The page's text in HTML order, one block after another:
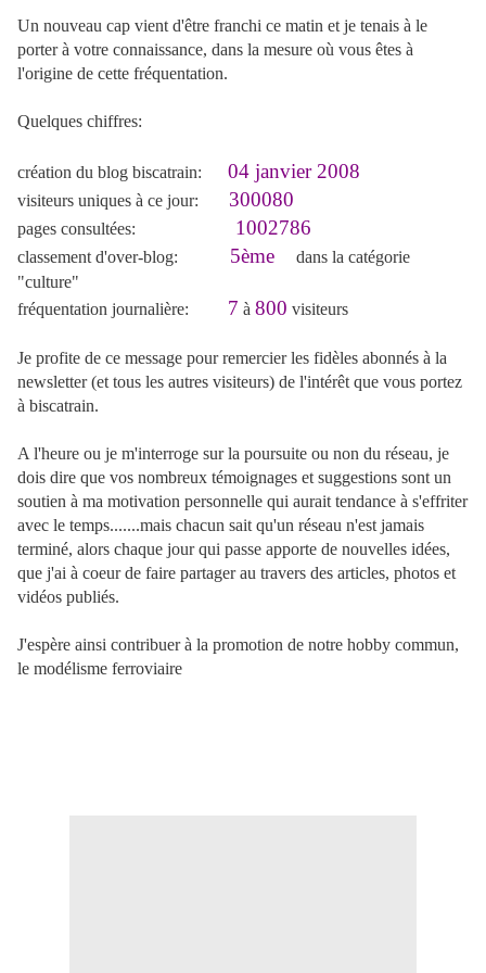
Un nouveau cap vient d'être franchi ce matin et je tenais à le
porter à votre connaissance, dans la mesure où vous êtes à
l'origine de cette fréquentation.
Quelques chiffres:
création du blog biscatrain: 04 janvier 2008
visiteurs uniques à ce jour: 300080
pages consultées: 1002786
classement d'over-blog: 5ème dans la catégorie
"culture"
fréquentation journalière: 7 à 800 visiteurs
Je profite de ce message pour remercier les fidèles abonnés à la
newsletter (et tous les autres visiteurs) de l'intérêt que vous portez
à biscatrain.
A l'heure ou je m'interroge sur la poursuite ou non du réseau, je
dois dire que vos nombreux témoignages et suggestions sont un
soutien à ma motivation personnelle qui aurait tendance à s'effriter
avec le temps.......mais chacun sait qu'un réseau n'est jamais
terminé, alors chaque jour qui passe apporte de nouvelles idées,
que j'ai à coeur de faire partager au travers des articles, photos et
vidéos publiés.
J'espère ainsi contribuer à la promotion de notre hobby commun,
le modélisme ferroviaire